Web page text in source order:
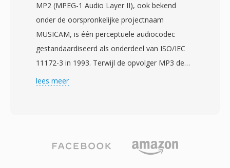
beperkt bitbereik. Deze aanpak levert
aanzienlijke compressie op terwijl decodering
computationeel goedkoop blijft, één
belangrijke overweging voor games die de
meeste CPU-bronnen besteden aan rendering
en simulatie. Het formaat bleef in gebruik bij
als FFmpeg en speciale game-asset-extractors
gebouwd door de moddingcommunity. Één
MP2 (MPEG-1 Audio Layer II), ook bekend
onder de oorspronkelijke projectnaam
MUSICAM, is één perceptuele audiocodec
gestandaardiseerd als onderdeel van ISO/IEC
11172-3 in 1993. Terwijl de opvolger MP3 de
schijnwerpers veroverde bij consumenten,
filterbank, past één psychoakoestisch model
lees meer